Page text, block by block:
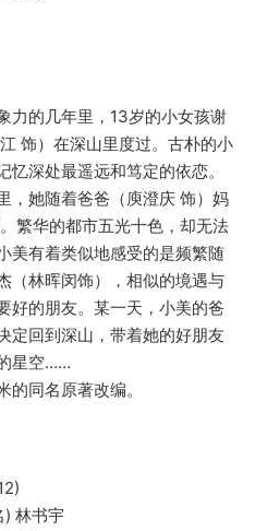
的几年里，13岁的小女孩谢
饰）在深山里度过。古朴的小
深处最遥远和笃定的依恋。
，她随着爸爸（庾澄庆 饰）妈
繁华的都市五光十色，却无法
美有着类似地感受的是频繁随
（林晖闵饰），相似的境遇与
好的朋友。某一天，小美的爸
定回到深山，带着她的好朋友
星空……
同名原著改编。
林书宇